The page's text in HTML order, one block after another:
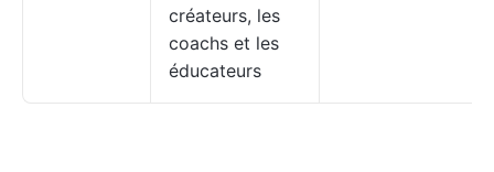
créateurs, les
coachs et les
éducateurs